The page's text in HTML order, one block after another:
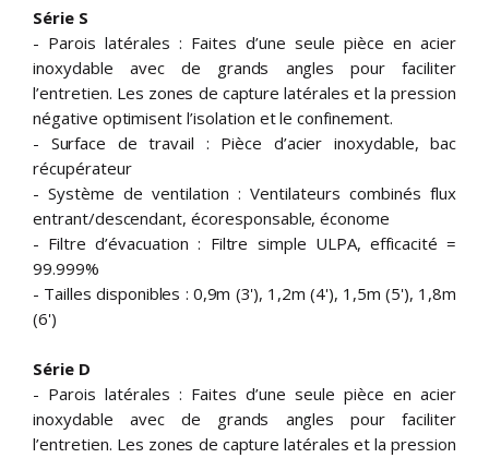
Série S
- Parois latérales : Faites d’une seule pièce en acier
inoxydable avec de grands angles pour faciliter
l’entretien. Les zones de capture latérales et la pression
négative optimisent l’isolation et le confinement.
- Surface de travail : Pièce d’acier inoxydable, bac
récupérateur
- Système de ventilation : Ventilateurs combinés flux
entrant/descendant, écoresponsable, économe
- Filtre d’évacuation : Filtre simple ULPA, efficacité =
99.999%
- Tailles disponibles : 0,9m (3'), 1,2m (4'), 1,5m (5'), 1,8m
(6')
Série D
- Parois latérales : Faites d’une seule pièce en acier
inoxydable avec de grands angles pour faciliter
l’entretien. Les zones de capture latérales et la pression